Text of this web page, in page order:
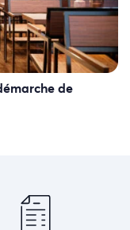
de